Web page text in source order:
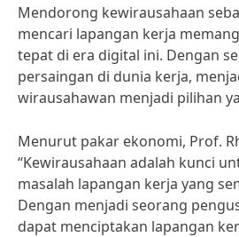
Mendorong kewirausahaan
mencari lapangan kerja
tepat di era digital ini. Dengan
persaingan di dunia kerja,
wirausahawan menjadi pilihan
Menurut pakar ekonomi, Prof.
“Kewirausahaan adalah kunci
masalah lapangan kerja yang
Dengan menjadi seorang
dapat menciptakan lapangan